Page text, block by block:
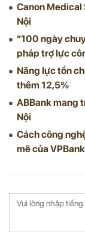
Canon Medical
Nội
“100 ngày
pháp trợ lực
Năng lực tồn
thêm 12,5%
ABBank mang
Nội
Cách công
mẽ của VPBank